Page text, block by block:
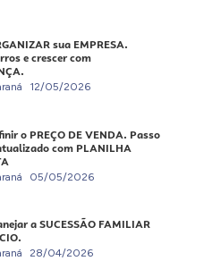
sua EMPRESA.
e crescer com
12/05/2026
o PREÇO DE VENDA. Passo
com PLANILHA
05/05/2026
a SUCESSÃO FAMILIAR
28/04/2026